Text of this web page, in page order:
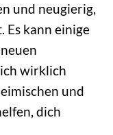
und neugierig,
Es kann einige
wirklich
und
dich